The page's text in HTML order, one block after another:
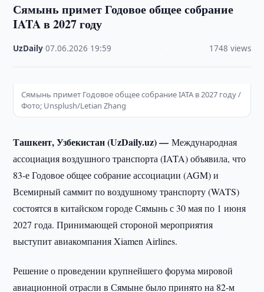
Сямынь примет Годовое общее собрание
IATA в 2027 году
UzDaily ·07.06.2026 19:59 1748 views
Сямынь примет Годовое общее собрание IATA в 2027 году /
Фото; Unsplush/Letian Zhang
Ташкент, Узбекистан (UzDaily.uz) —Международная
ассоциация воздушного транспорта (IATA) объявила, что
83-е Годовое общее собрание ассоциации (AGM) и
Всемирный саммит по воздушному транспорту (WATS)
состоятся в китайском городе Сямынь с 30 мая по 1 июня
2027 года. Принимающей стороной мероприятия
выступит авиакомпания Xiamen Airlines.
Решение о проведении крупнейшего форума мировой
авиационной отрасли в Сямыне было принято на 82-м